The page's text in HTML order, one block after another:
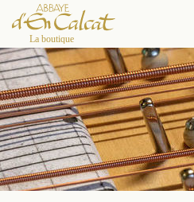
La boutique d'en Calcat